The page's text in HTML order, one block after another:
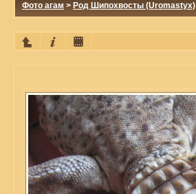
Фото агам > Род Шипохвосты (Uromastyx)